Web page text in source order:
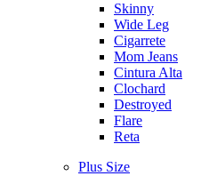
Skinny
Wide Leg
Cigarrete
Mom Jeans
Cintura Alta
Clochard
Destroyed
Flare
Reta
Plus Size